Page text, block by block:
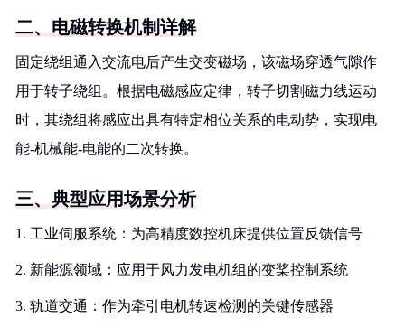
二、电磁转换机制详解
固定绕组通入交流电后产生交变磁场，该磁场穿透气隙作
用于转子绕组。根据电磁感应定律，转子切割磁力线运动
时，其绕组将感应出具有特定相位关系的电动势，实现电
能-机械能-电能的二次转换。
三、典型应用场景分析
1. 工业伺服系统：为高精度数控机床提供位置反馈信号
2. 新能源领域：应用于风力发电机组的变桨控制系统
3. 轨道交通：作为牵引电机转速检测的关键传感器